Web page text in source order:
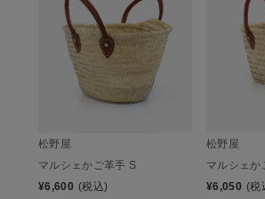
松野屋
マルシェかご革手 S
¥6,600 (税込)
松野屋
マルシェか
¥6,050 (税